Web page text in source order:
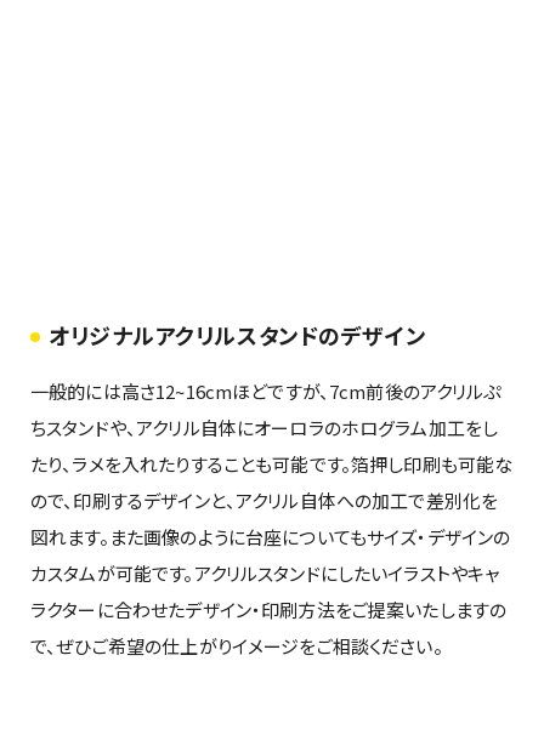
オリジナルアクリルスタンドのデザイン
一般的には高さ12~16cmほどですが、7cm前後のアクリルぷ
ちスタンドや、アクリル自体にオーロラのホログラム加工をし
たり、ラメを入れたりすることも可能です。箔押し印刷も可能な
ので、印刷するデザインと、アクリル自体への加工で差別化を
図れます。また画像のように台座についてもサイズ・デザインの
カスタムが可能です。アクリルスタンドにしたいイラストやキャ
ラクターに合わせたデザイン・印刷方法をご提案いたしますの
で、ぜひご希望の仕上がりイメージをご相談ください。